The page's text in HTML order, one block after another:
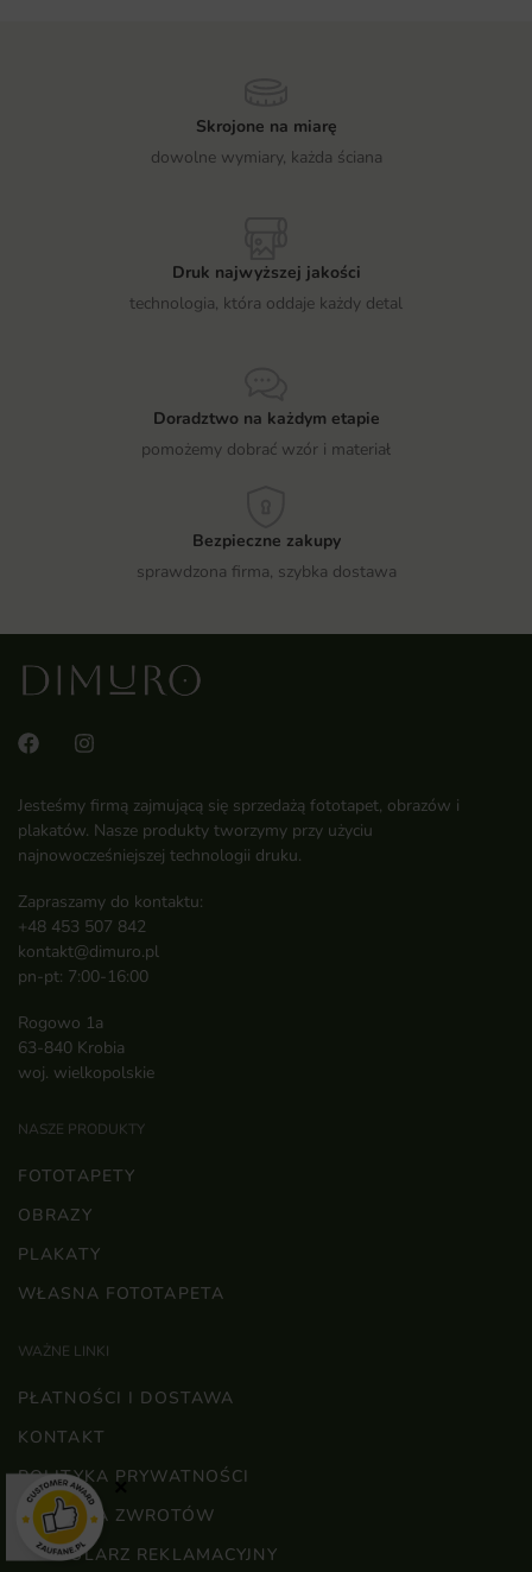
Skrojone na miarę
dowolne wymiary, każda ściana
Druk najwyższej jakości
technologia, która oddaje każdy detal
Doradztwo na każdym etapie
pomożemy dobrać wzór i materiał
Bezpieczne zakupy
sprawdzona firma, szybka dostawa
Jesteśmy firmą zajmującą się sprzedażą fototapet, obrazów i
plakatów. Nasze produkty tworzymy przy użyciu
najnowocześniejszej technologii druku.
Zapraszamy do kontaktu:
+48 453 507 842
kontakt@dimuro.pl
pn-pt: 7:00-16:00
Rogowo 1a
63-840 Krobia
woj. wielkopolskie
NASZE PRODUKTY
FOTOTAPETY
OBRAZY
PLAKATY
WŁASNA FOTOTAPETA
WAŻNE LINKI
PŁATNOŚCI I DOSTAWA
KONTAKT
POLITYKA PRYWATNOŚCI
POLITYKA ZWROTÓW
FORMULARZ REKLAMACYJNY
×